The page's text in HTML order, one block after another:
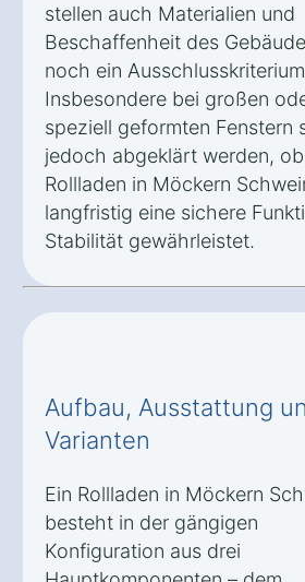
stellen auch Materialien und
Beschaffenheit des
noch ein
Insbesondere bei großen
speziell geformten Fenstern
jedoch abgeklärt werden,
Rollladen in Möckern
langfristig eine sichere
Stabilität gewährleistet.
Aufbau, Ausstattung
Varianten
Ein Rollladen in Möckern
besteht in der gängigen
Konfiguration aus drei